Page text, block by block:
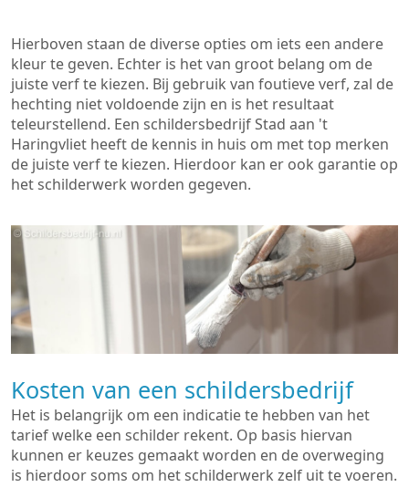
Hierboven staan de diverse opties om iets een andere
kleur te geven. Echter is het van groot belang om de
juiste verf te kiezen. Bij gebruik van foutieve verf, zal de
hechting niet voldoende zijn en is het resultaat
teleurstellend. Een schildersbedrijf Stad aan 't
Haringvliet heeft de kennis in huis om met top merken
de juiste verf te kiezen. Hierdoor kan er ook garantie op
het schilderwerk worden gegeven.
Kosten van een schildersbedrijf
Het is belangrijk om een indicatie te hebben van het
tarief welke een schilder rekent. Op basis hiervan
kunnen er keuzes gemaakt worden en de overweging
is hierdoor soms om het schilderwerk zelf uit te voeren.